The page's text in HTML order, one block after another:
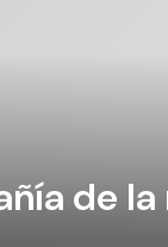
de